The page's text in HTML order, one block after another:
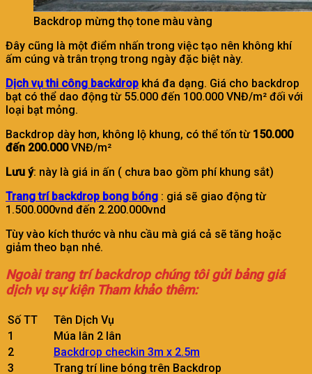
Backdrop mừng thọ tone màu vàng
Đây cũng là một điểm nhấn trong việc tạo nên không khí
ấm cúng và trân trọng trong ngày đặc biệt này.
Dịch vụ thi công backdrop khá đa dạng. Giá cho backdrop
bạt có thể dao động từ 55.000 đến 100.000 VNĐ/m² đối với
loại bạt mỏng.
Backdrop dày hơn, không lộ khung, có thể tốn từ150.000
đến 200.000VNĐ/m²
Lưu ý: này là giá in ấn ( chưa bao gồm phí khung sắt)
Trang trí backdrop bong bóng : giá sẽ giao động từ
1.500.000vnd đến 2.200.000vnd
Tùy vào kích thước và nhu cầu mà giá cả sẽ tăng hoặc
giảm theo bạn nhé.
Ngoài trang trí backdrop chúng tôi gửi bảng giá
dịch vụ sự kiện Tham khảo thêm:
Số TT
Tên Dịch Vụ
1
Múa lân 2 lân
2
Backdrop checkin 3m x 2.5m
3
Trang trí line bóng trên Backdrop